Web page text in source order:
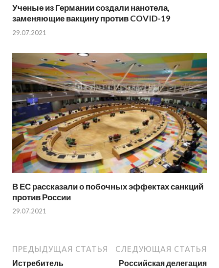
Ученые из Германии создали нанотела,
заменяющие вакцину против COVID-19
29.07.2021
В ЕС рассказали о побочных эффектах санкций
против России
29.07.2021
ПРЕДЫДУЩАЯ СТАТЬЯ
Истребитель
СЛЕДУЮЩАЯ СТАТЬЯ
Российская делегация